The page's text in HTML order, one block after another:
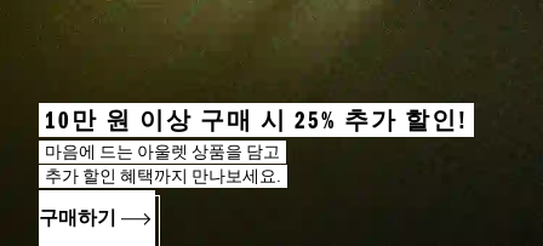
10만 원 이상 구매 시 25% 추가 할인!
마음에 드는 아울렛 상품을 담고
추가 할인 혜택까지 만나보세요.
구매하기